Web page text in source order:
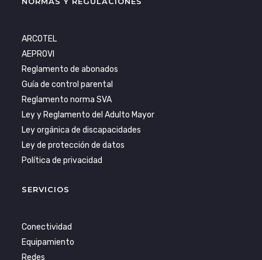
ARCOTEL
AEPROVI
Reglamento de abonados
Guía de control parental
Reglamento norma SVA
Ley y Reglamento del Adulto Mayor
Ley orgánica de discapacidades
Ley de protección de datos
Política de privacidad
SERVICIOS
Conectividad
Equipamiento
Redes